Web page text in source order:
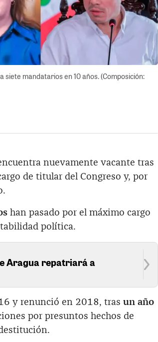
mandatarios en 10 años. (Composición:
nuevamente vacante tras
de titular del Congreso y, por
han pasado por el máximo cargo
política.
Aragua repatriará a
y renunció en 2018, tras un año
por presuntos hechos de